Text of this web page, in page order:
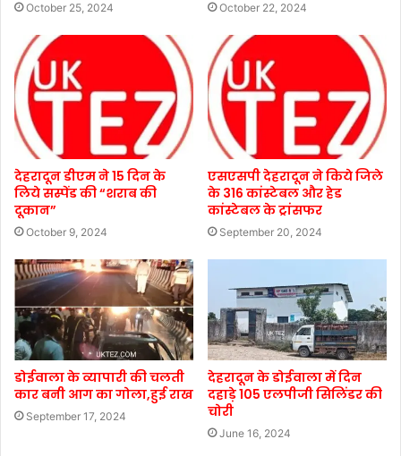
October 25, 2024 October 22, 2024
देहरादून डीएम ने 15 दिन के
लिये सस्पेंड की “शराब की
दूकान”
October 9, 2024
एसएसपी देहरादून ने किये जिले
के 316 कांस्टेबल और हेड
कांस्टेबल के ट्रांसफर
September 20, 2024
डोईवाला के व्यापारी की चलती
कार बनी आग का गोला,हुई राख
September 17, 2024
देहरादून के डोईवाला में दिन
दहाड़े 105 एलपीजी सिलिंडर की
चोरी
June 16, 2024